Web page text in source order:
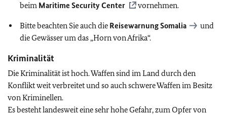
beim Maritime Security Center vornehmen.
Bitte beachten Sie auch die Reisewarnung Somalia
und
die Gewässer um das „Horn von Afrika“.
Kriminalität
Die Kriminalität ist hoch. Waffen sind im Land durch den
Konflikt weit verbreitet und so auch schwere Waffen im Besitz
von Kriminellen.
Es besteht landesweit eine sehr hohe Gefahr, zum Opfer von